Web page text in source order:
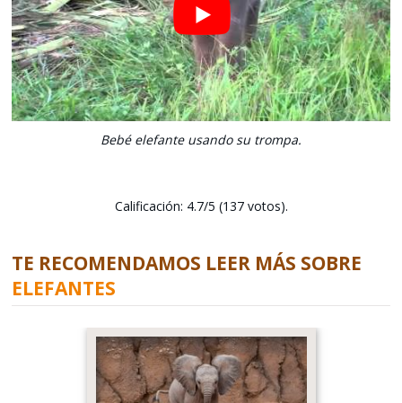
Bebé elefante usando su trompa.
Calificación: 4.7/5 (137 votos).
TE RECOMENDAMOS LEER MÁS SOBRE
ELEFANTES